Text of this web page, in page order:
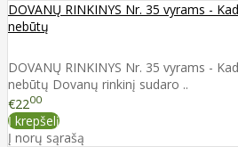
DOVANŲ RINKINYS Nr. 35 vyrams -
nebūtų
DOVANŲ RINKINYS Nr. 35 vyrams -
nebūtų Dovanų rinkinį sudaro ..
€2200
Į krepšelį
Į norų sąrašą